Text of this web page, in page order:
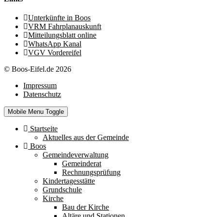
Unterkünfte in Boos
VRM Fahrplanauskunft
Mitteilungsblatt online
WhatsApp Kanal
VGV Vordereifel
© Boos-Eifel.de 2026
Impressum
Datenschutz
Mobile Menu Toggle
Startseite
Aktuelles aus der Gemeinde
Boos
Gemeindeverwaltung
Gemeinderat
Rechnungsprüfung
Kindertagesstätte
Grundschule
Kirche
Bau der Kirche